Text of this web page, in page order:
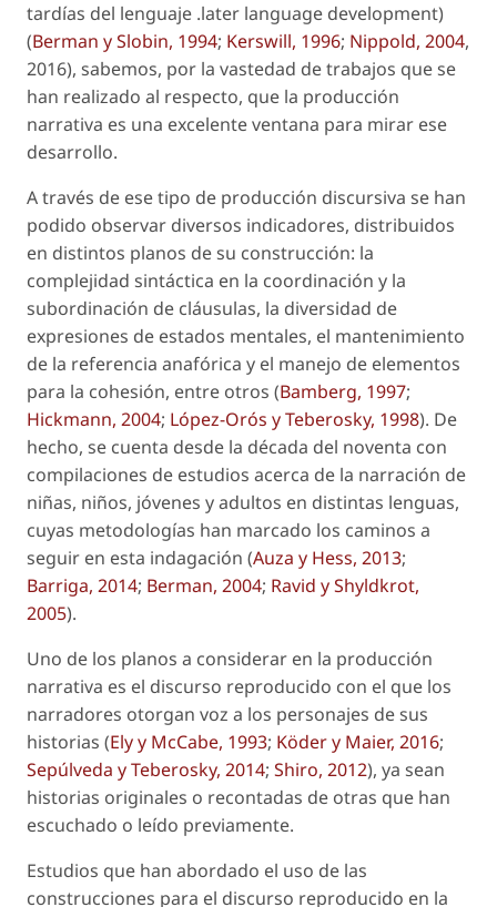
tardías del lenguaje .later language development)
(Berman y Slobin, 1994; Kerswill, 1996; Nippold, 2004,
2016), sabemos, por la vastedad de trabajos que se
han realizado al respecto, que la producción
narrativa es una excelente ventana para mirar ese
desarrollo.
A través de ese tipo de producción discursiva se han
podido observar diversos indicadores, distribuidos
en distintos planos de su construcción: la
complejidad sintáctica en la coordinación y la
subordinación de cláusulas, la diversidad de
expresiones de estados mentales, el mantenimiento
de la referencia anafórica y el manejo de elementos
para la cohesión, entre otros (Bamberg, 1997;
Hickmann, 2004; López-Orós y Teberosky, 1998). De
hecho, se cuenta desde la década del noventa con
compilaciones de estudios acerca de la narración de
niñas, niños, jóvenes y adultos en distintas lenguas,
cuyas metodologías han marcado los caminos a
seguir en esta indagación (Auza y Hess, 2013;
Barriga, 2014; Berman, 2004; Ravid y Shyldkrot,
2005).
Uno de los planos a considerar en la producción
narrativa es el discurso reproducido con el que los
narradores otorgan voz a los personajes de sus
historias (Ely y McCabe, 1993; Köder y Maier, 2016;
Sepúlveda y Teberosky, 2014; Shiro, 2012), ya sean
historias originales o recontadas de otras que han
escuchado o leído previamente.
Estudios que han abordado el uso de las
construcciones para el discurso reproducido en la